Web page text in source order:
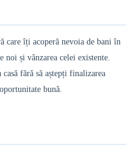
care îți acoperă nevoia de bani în
noi și vânzarea celei existente.
fără să aștepți finalizarea
bună.